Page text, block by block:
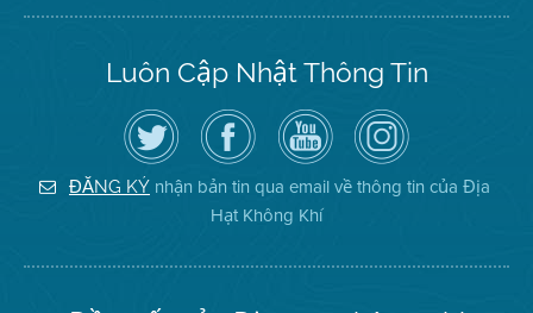
Luôn Cập Nhật Thông Tin
Hãy
theo
dõi
Địa
Hạt
Không
Truy
cập
Trang
Facebook
của
Địa
Hạt
Kênh
YouTube
của
Địa
Hạt
Không
Khí
Air
District
on
Instagram
ĐĂNG KÝ nhận bản tin qua email về thông tin của Địa
Hạt Không Khí